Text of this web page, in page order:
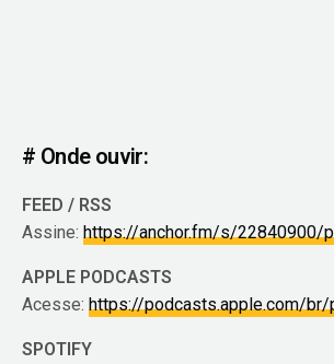
# Onde ouvir:
FEED / RSS
Assine:https://anchor.fm/s/22840900/
APPLE PODCASTS
Acesse:https://podcasts.apple.com/
SPOTIFY